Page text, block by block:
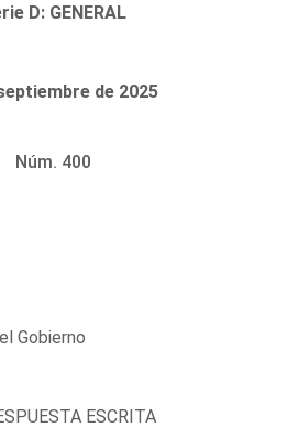
D: GENERAL
de 2025
Núm. 400
Gobierno
ESCRITA